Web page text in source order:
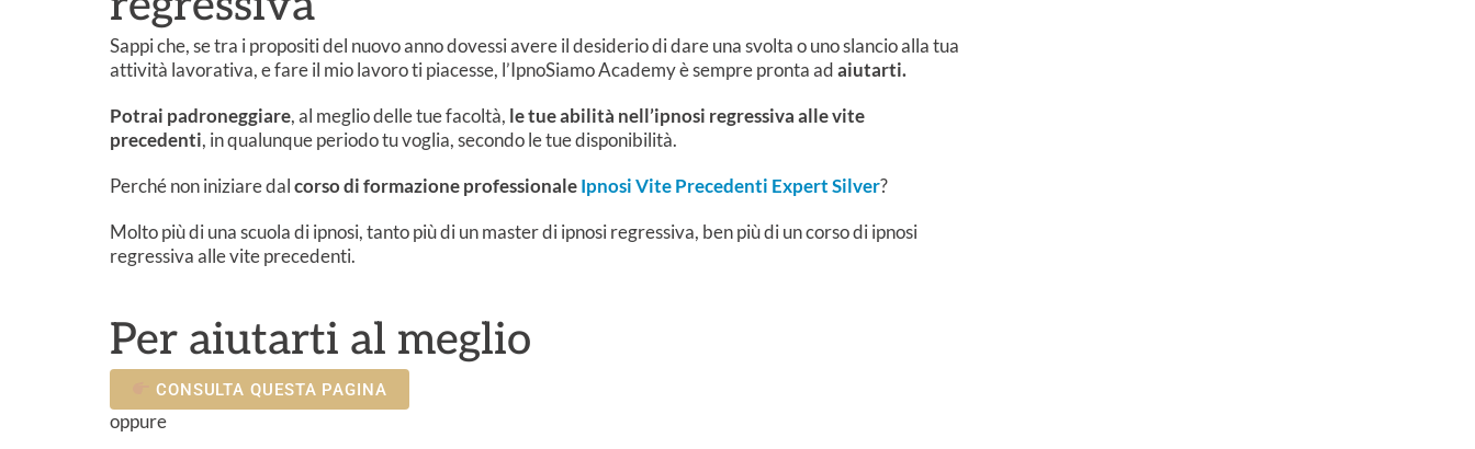
Sappi che, se tra i propositi del nuovo anno dovessi avere il desiderio di dare una svolta o uno slancio alla tua
attività lavorativa, e fare il mio lavoro ti piacesse, l’IpnoSiamo Academy è sempre pronta adaiutarti.
Potrai padroneggiare, al meglio delle tue facoltà, le tue abilità nell’ipnosi regressiva alle vite
precedenti, in qualunque periodo tu voglia, secondo le tue disponibilità.
Perché non iniziare dalcorso di formazione professionaleIpnosi Vite Precedenti Expert Silver?
Molto più di una scuola di ipnosi, tanto più di un master di ipnosi regressiva, ben più di un corso di ipnosi
regressiva alle vite precedenti.
Per aiutarti al meglio
CONSULTA QUESTA PAGINA
oppure